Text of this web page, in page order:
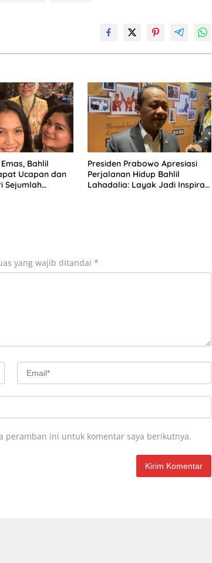
Bahlil
Ucapan dan
Sejumlah
Presiden Prabowo Apresiasi
Perjalanan Hidup Bahlil
Lahadalia: Layak Jadi Inspirasi
yang wajib ditandai *
peramban ini untuk komentar saya berikutnya.